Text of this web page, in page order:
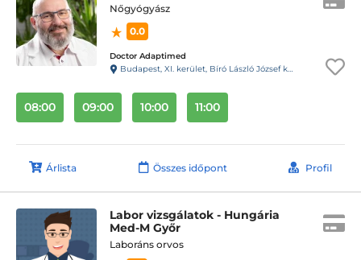
Nőgyógyász
0.0
Doctor Adaptimed
Budapest, XI. kerület, Bíró László József körút 15. A épület F lépcsőház Fsz. 1. ajtó
08:00 09:00 10:00 11:00
Árlista Összes időpont Profil
Labor vizsgálatok - Hungária
Med-M Győr
Laboráns orvos